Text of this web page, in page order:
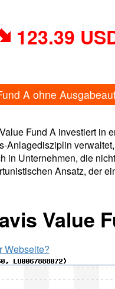
123.39
A ohne
Fund A investiert in
Anlagedisziplin
in Unternehmen, die
Ansatz, der
Value
Webseite?